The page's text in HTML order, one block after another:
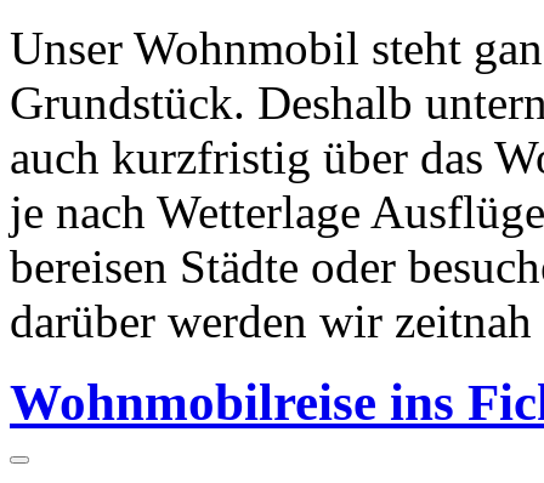
Unser Wohnmobil steht
Grundstück. Deshalb
auch kurzfristig über das
je nach Wetterlage
bereisen Städte oder
darüber werden wir
Wohnmobilreise ins